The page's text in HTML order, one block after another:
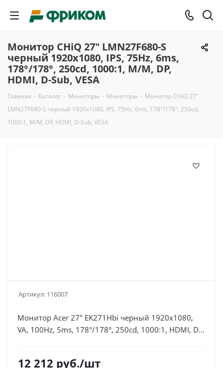
Монитор CHiQ 27" LMN27F680-S
черный 1920x1080, IPS, 75Hz, 6ms,
178°/178°, 250cd, 1000:1, M/M, DP,
HDMI, D-Sub, VESA
Главная - Каталог - Мониторы - Мониторы - Монитор CHiQ 27"
LMN27F680-S черный 1920x1080, IPS, 75Hz, 6ms, 178°/178°, 250cd,
1000:1, M/M, DP, HDMI, D-Sub, VESA
Артикул: 116007
Монитор Acer 27" EK271Hbi черный 1920x1080,
VA, 100Hz, 5ms, 178°/178°, 250cd, 1000:1, HDMI, D-
12 212 руб./шт